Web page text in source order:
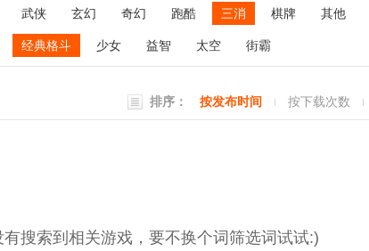
牌类
麻将 网络游戏 弹幕射击 策略塔防
武侠 玄幻 奇幻 跑酷 三消 棋牌 其他
经典格斗 少女 益智 太空 街霸
排序： 按发布时间 按下载次数
搜索到相关游戏，要不换个词筛选词试试:)